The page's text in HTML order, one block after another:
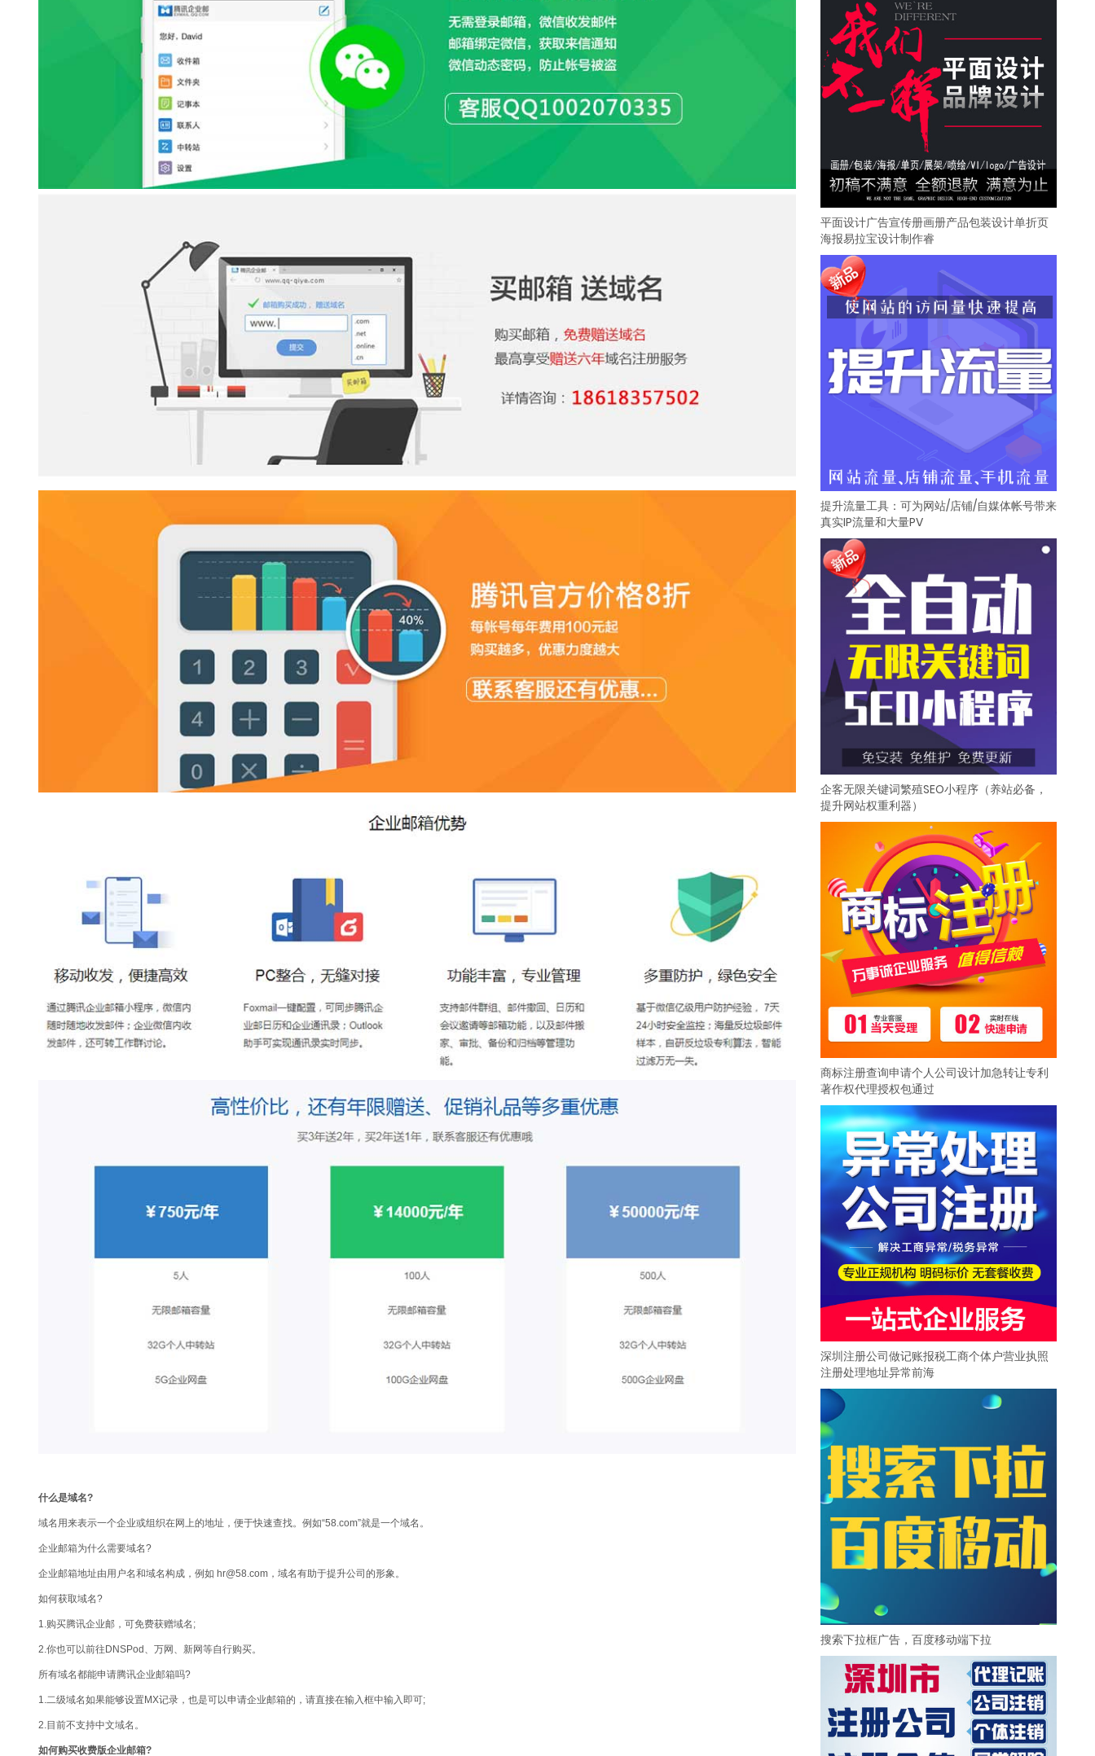
什么是域名?
域名用来表示一个企业或组织在网上的地址，便于快速查找。例如“58.com”就是一个域名。
企业邮箱为什么需要域名?
企业邮箱地址由用户名和域名构成，例如 hr@58.com，域名有助于提升公司的形象。
如何获取域名?
1.购买腾讯企业邮，可免费获赠域名;
2.你也可以前往DNSPod、万网、新网等自行购买。
所有域名都能申请腾讯企业邮箱吗?
1.二级域名如果能够设置MX记录，也是可以申请企业邮箱的，请直接在输入框中输入即可;
2.目前不支持中文域名。
如何购买收费版企业邮箱?
平面设计广告宣传册画册产品包装设计单折页
海报易拉宝设计制作睿
提升流量工具：可为网站/店铺/自媒体帐号带来
真实IP流量和大量PV
企客无限关键词繁殖SEO小程序（养站必备，
提升网站权重利器）
商标注册查询申请个人公司设计加急转让专利
著作权代理授权包通过
深圳注册公司做记账报税工商个体户营业执照
注册处理地址异常前海
搜索下拉框广告，百度移动端下拉